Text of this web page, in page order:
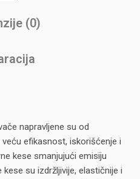
(0)
napravljene su od
efikasnost, iskorišćenje i
kese smanjujući emisiju
su izdržljivije, elastičnije i